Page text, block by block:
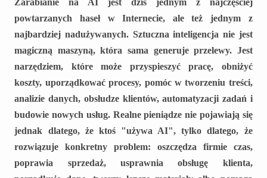
Zarabianie na AI jest dziś jednym z najczęściej
powtarzanych haseł w Internecie, ale też jednym z
najbardziej nadużywanych. Sztuczna inteligencja nie jest
magiczną maszyną, która sama generuje przelewy. Jest
narzędziem, które może przyspieszyć pracę, obniżyć
koszty, uporządkować procesy, pomóc w tworzeniu treści,
analizie danych, obsłudze klientów, automatyzacji zadań i
budowie nowych usług. Realne pieniądze nie pojawiają się
jednak dlatego, że ktoś "używa AI", tylko dlatego, że
rozwiązuje konkretny problem: oszczędza firmie czas,
poprawia sprzedaż, usprawnia obsługę klienta,